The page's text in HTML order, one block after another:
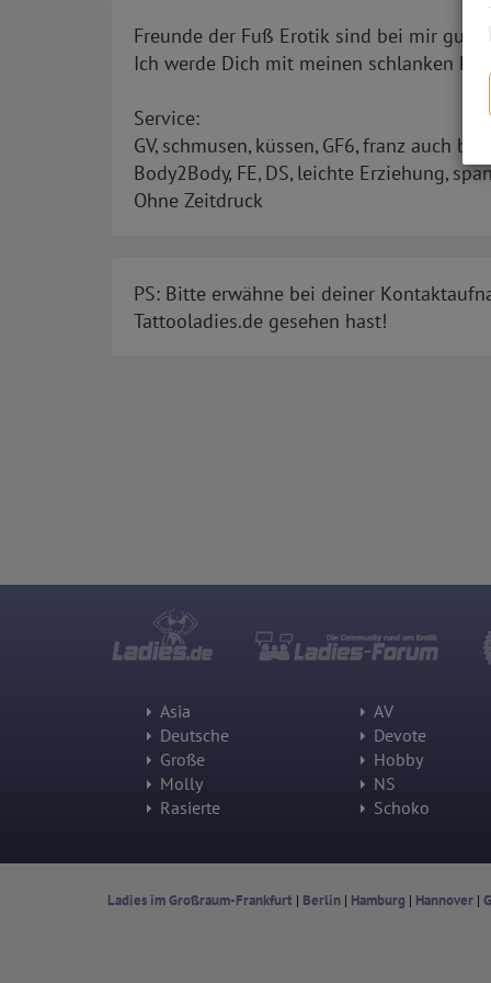
Freunde der Fuß Erotik sind bei mir gut
Ich werde Dich mit meinen schlanken
Service:
GV, schmusen, küssen, GF6, franz auch
Body2Body, FE, DS, leichte Erziehung,
Ohne Zeitdruck
PS: Bitte erwähne bei deiner
Tattooladies.de gesehen hast!
Asia AV
Deutsche
Devote
Große
Hobby
Molly
NS
Rasierte
Schoko
Ladies im Großraum-Frankfurt | Berlin| Hamburg | Hannover|